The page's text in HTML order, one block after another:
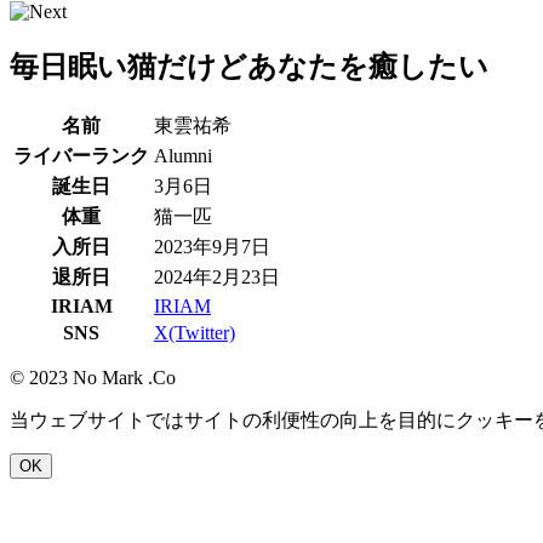
毎日眠い猫だけどあなたを癒したい
名前
東雲祐希
ライバーランク Alumni
誕生日
3月6日
体重
猫一匹
入所日
2023年9月7日
退所日
2024年2月23日
IRIAM
IRIAM
SNS
X(Twitter)
© 2023 No Mark .Co
当ウェブサイトではサイトの利便性の向上を目的にクッキー
OK